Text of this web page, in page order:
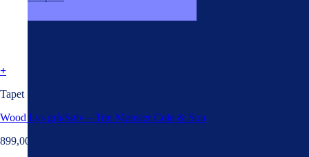
+
Tapet
Wood Lys grå/Sølv – Træ Mønster Cole & Son
899,00